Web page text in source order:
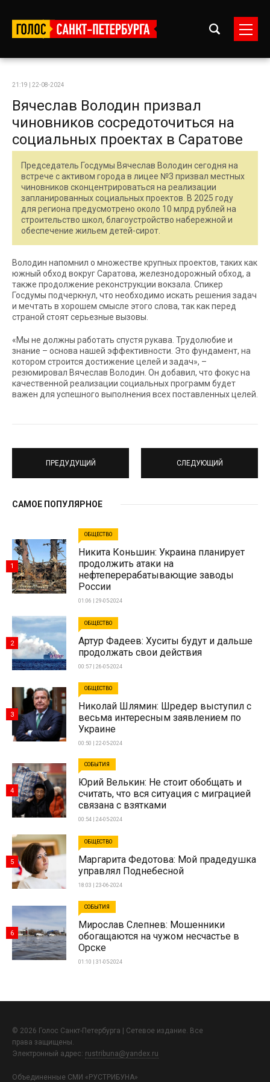
21:19 | 22-08-2024
Вячеслав Володин призвал
чиновников сосредоточиться на
социальных проектах в Саратове
Председатель Госдумы Вячеслав Володин сегодня на
встрече с активом города в лицее №3 призвал местных
чиновников сконцентрироваться на реализации
запланированных социальных проектов. В 2025 году
для региона предусмотрено около 10 млрд рублей на
строительство школ, благоустройство набережной и
обеспечение жильем детей-сирот.
Володин напомнил о множестве крупных проектов, таких как
южный обход вокруг Саратова, железнодорожный обход, а
также продолжение реконструкции вокзала. Спикер
Госдумы подчеркнул, что необходимо искать решения задач
и мечтать в хорошем смысле этого слова, так как перед
страной стоят серьезные вызовы.
«Мы не должны работать спустя рукава. Трудолюбие и
знание – основа нашей эффективности. Это фундамент, на
котором строится достижение целей и задач», –
резюмировал Вячеслав Володин. Он добавил, что фокус на
качественной реализации социальных программ будет
важен для успешного выполнения всех поставленных целей.
ПРЕДУДУЩИЙ СЛЕДУЮЩИЙ
САМОЕ ПОПУЛЯРНОЕ
ОБЩЕСТВО
Никита Коньшин: Украина планирует
продолжить атаки на
нефтеперерабатывающие заводы
России
01:06 | 29-05-2024
1
ОБЩЕСТВО
Артур Фадеев: Хуситы будут и дальше
продолжать свои действия
00:57 | 26-05-2024
2
ОБЩЕСТВО
Николай Шлямин: Шредер выступил с
весьма интересным заявлением по
Украине
00:50 | 22-05-2024
3
СОБЫТИЯ
Юрий Велькин: Не стоит обобщать и
считать, что вся ситуация с миграцией
связана с взятками
00:54 | 24-05-2024
4
ОБЩЕСТВО
Маргарита Федотова: Мой прадедушка
управлял Поднебесной
18:03 | 23-06-2024
5
СОБЫТИЯ
Мирослав Слепнев: Мошенники
обогащаются на чужом несчастье в
Орске
01:10 | 31-05-2024
6
© 2026 Голос Санкт-Петербурга | Сетевое издание. Все
права защищены.
Электронный адрес: rustribuna@yandex.ru
Объединенные СМИ «РУСТРИБУНА»